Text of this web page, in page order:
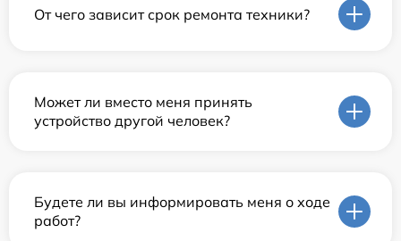
От чего зависит срок ремонта техники?
Может ли вместо меня принять
устройство другой человек?
Будете ли вы информировать меня о ходе
работ?